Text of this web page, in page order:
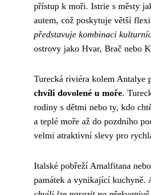
přístup k moři. Istrie s městy
autem, což poskytuje větší
představuje kombinaci
ostrovy jako Hvar, Brač nebo
Turecká riviéra kolem Antalye
chvíli dovolené u moře.
rodiny s dětmi nebo ty, kdo
a teplé moře až do pozdního
velmi atraktivní slevy pro
Italské pobřeží Amalfitana
památek a vynikající kuchyně.